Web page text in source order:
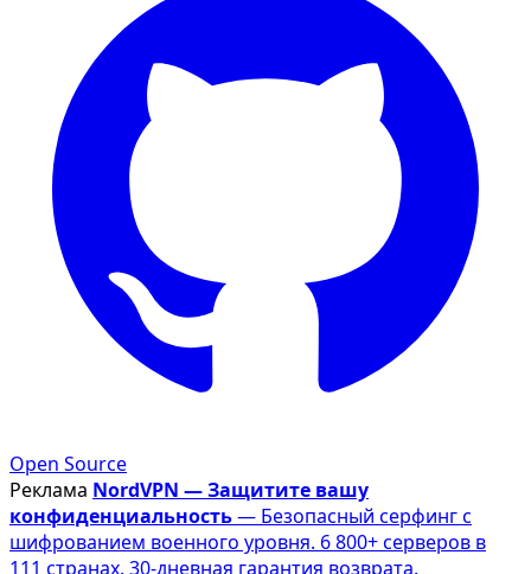
Open Source
Реклама NordVPN — Защитите вашу
конфиденциальность— Безопасный серфинг с
шифрованием военного уровня. 6 800+ серверов в
111 странах. 30-дневная гарантия возврата.